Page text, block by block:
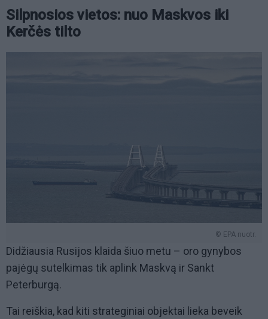
Silpnosios vietos: nuo Maskvos iki
Kerčės tilto
© EPA nuotr.
Didžiausia Rusijos klaida šiuo metu – oro gynybos
pajėgų sutelkimas tik aplink Maskvą ir Sankt
Peterburgą.
Tai reiškia, kad kiti strateginiai objektai lieka beveik